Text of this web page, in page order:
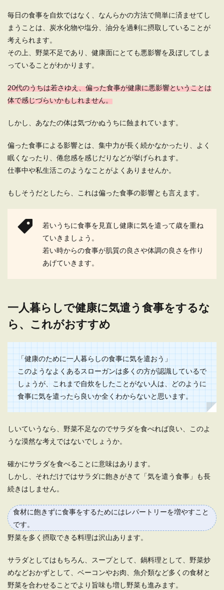
で済ませてしまいがちです。 ですが、人間の体は
一人暮らし自炊メニュー！一週間サイ
クルで食費を節約しよう
しかし外食が毎日続くと、手作りの料理が恋しく
集】簡単に作れるものを厳選
人暮らしの人は多いでしょう。 しかし、節約...
一人暮らしの米の保存方法！最適な保
一番に必要なのは米です。 その際に、米を購入
一人暮らしの人のための冷凍できる作
り置きおかずと保存のコツ
一人暮らししていると、少しでも食費を節約した
へお肉のとり方を紹介します
パ...
方法と冷凍できる野菜レシピ
一人暮らしをしていると、忙しくてなかなか自炊
毎日の食事を自炊ではなく、なんらかの方法で簡単に済ませてし
まうことは、炭水化物や塩分、油分を過剰に摂取していることが
考えられます。
その上、野菜不足であり、健康面にとても悪影響を及ぼしてしま
っていることがわかります。
20代のうちは若さゆえ、偏った食事が健康に悪影響ということは
体で感じづらいかもしれません。
しかし、あなたの体は気づかぬうちに蝕まれています。
偏った食事による影響とは、集中力が長く続かなかったり、よく
眠くなったり、倦怠感を感じだりなどが挙げられます。
仕事中や私生活このようなことがよくありませんか。
もしそうだとしたら、これは偏った食事の影響とも言えます。
若いうちに食事を見直し健康に気を遣って歳を重ね
ていきましょう。
若い時からの食事が肌質の良さや体調の良さを作り
あげていきます。
一人暮らしで健康に気遣う食事をするな
ら、これがおすすめ
「健康のために一人暮らしの食事に気を遣おう」
このようなよくあるスローガンは多くの方が認識しているで
しょうが、これまで自炊をしたことがない人は、どのように
食事に気を遣ったら良いか全くわからないと思います。
しいていうなら、野菜不足なのでサラダを食べれば良い、このよ
うな漠然な考えではないでしょうか。
確かにサラダを食べることに意味はあります。
しかし、それだけではサラダに飽きがきて「気を遣う食事」も長
続きはしません。
食材に飽きずに食事をするためにはレパートリーを増やすこと
です。
野菜を多く摂取できる料理は沢山あります。
サラダとしてはもちろん、スープとして、鍋料理として、野菜炒
めなどおかずとして、ベーコンやお肉、魚介類など多くの食材と
野菜を合わせることでより旨味も増し野菜も進みます。